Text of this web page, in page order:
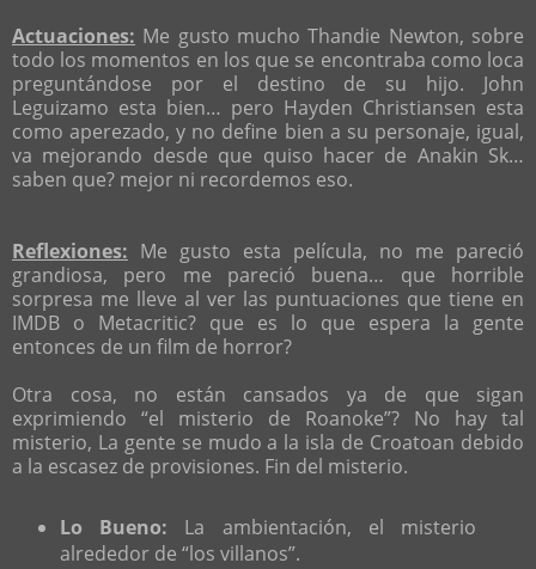
Actuaciones: Me gusto mucho Thandie Newton, sobre
todo los momentos en los que se encontraba como loca
preguntándose por el destino de su hijo. John
Leguizamo esta bien… pero Hayden Christiansen esta
como aperezado, y no define bien a su personaje, igual,
va mejorando desde que quiso hacer de Anakin Sk…
saben que? mejor ni recordemos eso.
Reflexiones: Me gusto esta película, no me pareció
grandiosa, pero me pareció buena… que horrible
sorpresa me lleve al ver las puntuaciones que tiene en
IMDB o Metacritic? que es lo que espera la gente
entonces de un film de horror?
Otra cosa, no están cansados ya de que sigan
exprimiendo “el misterio de Roanoke”? No hay tal
misterio, La gente se mudo a la isla de Croatoan debido
a la escasez de provisiones. Fin del misterio.
Lo Bueno: La ambientación, el misterio
alrededor de “los villanos”.